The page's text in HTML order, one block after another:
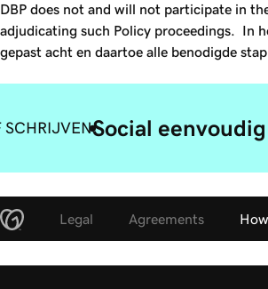
DBP does not and will not participate in
adjudicating such Policy proceedings. In
gepast acht en daartoe alle benodigde
SCHRIJVENSocial
Legal Agreements